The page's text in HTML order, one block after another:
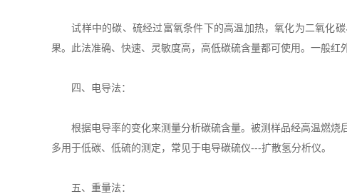
试样中的碳、硫经过富氧条件下的高温加热，氧化为二氧化碳
果。此法准确、快速、灵敏度高，高低碳硫含量都可使用。一般红
四、电导法：
根据电导率的变化来测量分析碳硫含量。被测样品经高温燃烧
多用于低碳、低硫的测定，常见于电导碳硫仪---扩散氢分析仪。
五、重量法：